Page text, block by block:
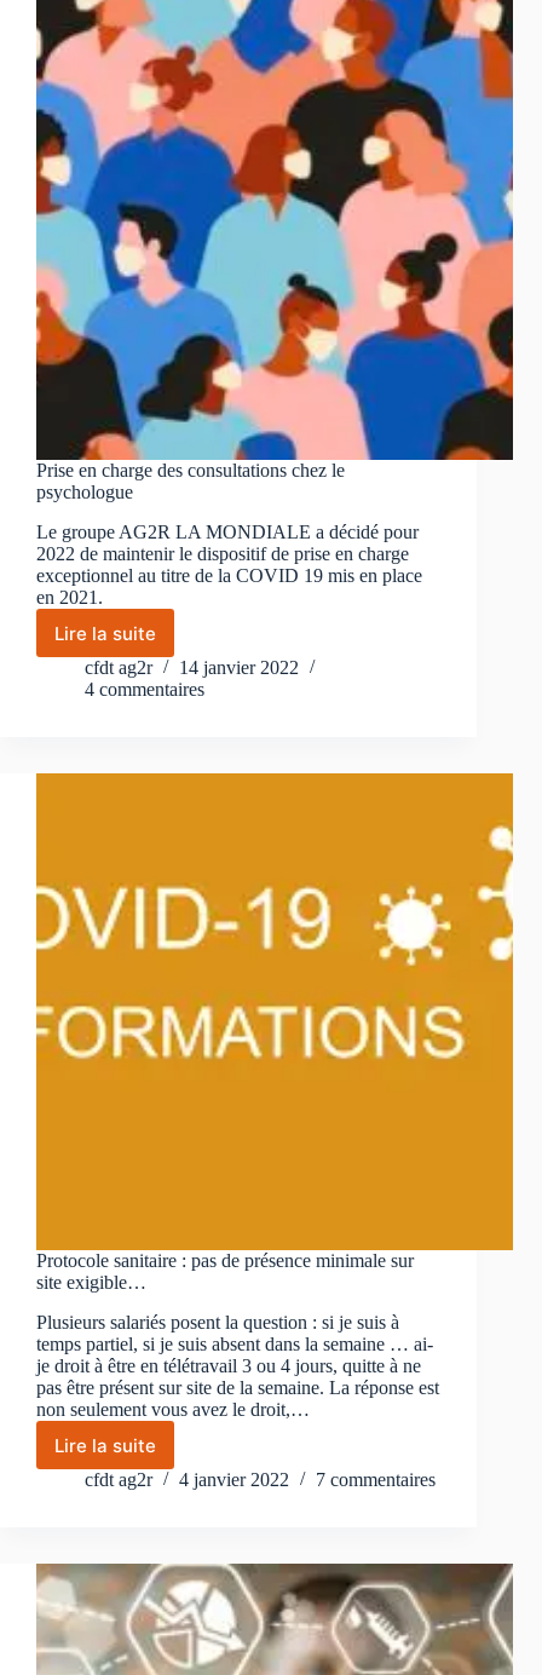
LA
MONDIALE
n’est
reconduit
que
jusqu’au
4
Prise en charge des consultations chez le
psychologue
Le groupe AG2R LA MONDIALE a décidé pour
2022 de maintenir le dispositif de prise en charge
exceptionnel au titre de la COVID 19 mis en place
en 2021.
Lire la suite
Prise
en
charge
le
cfdt ag2r
14 janvier 2022
4 commentaires
Protocole sanitaire : pas de présence minimale sur
site exigible…
Plusieurs salariés posent la question : si je suis à
temps partiel, si je suis absent dans la semaine … ai-
je droit à être en télétravail 3 ou 4 jours, quitte à ne
pas être présent sur site de la semaine. La réponse est
non seulement vous avez le droit,…
Lire la suite
Protocole
sanitaire
présence
minimale
sur
site
exigible…
cfdt ag2r 4 janvier 2022 7 commentaires